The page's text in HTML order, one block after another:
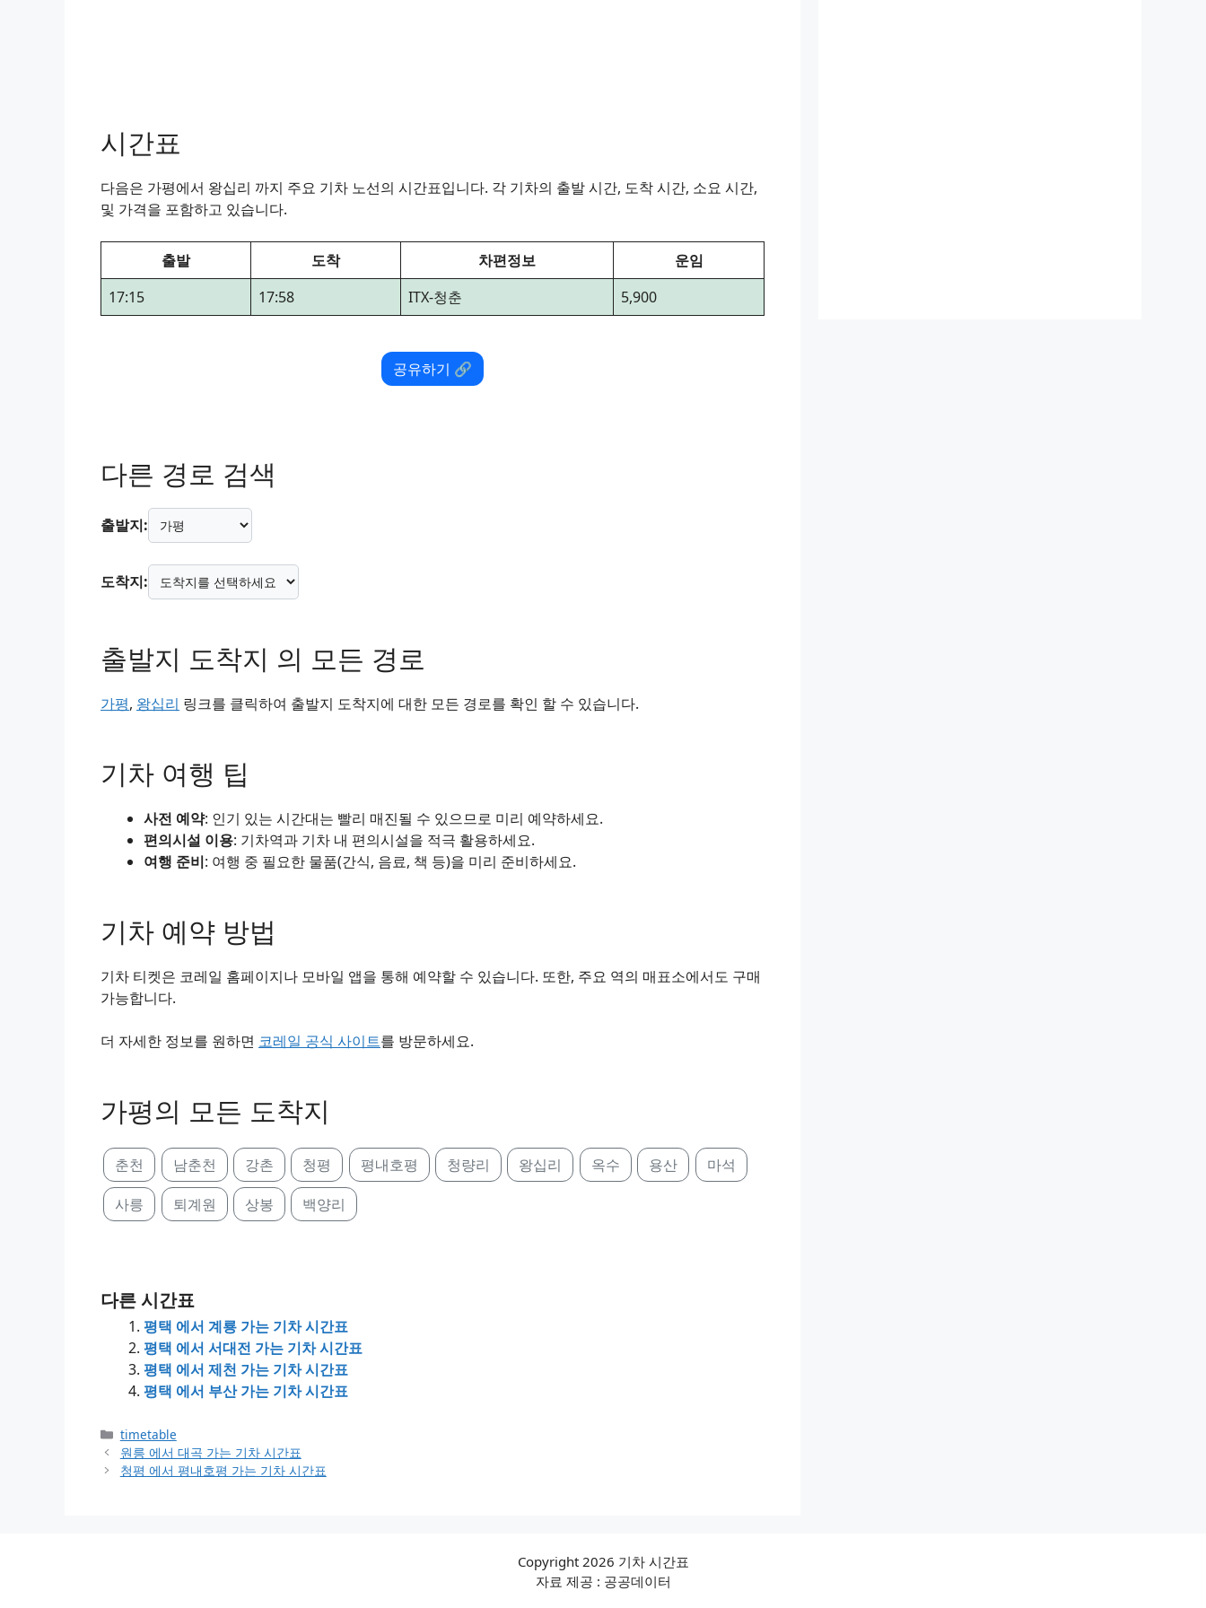
시간표
다음은 가평에서 왕십리 까지 주요 기차 노선의 시간표입니다. 각 기차의 출발 시간, 도착 시간, 소요 시간,
및 가격을 포함하고 있습니다.
출발 도착 차편정보
운임
17:15
17:58 ITX-청춘 5,900
공유하기 🔗
다른 경로 검색
출발지:
도착지:
출발지 도착지 의 모든 경로
가평, 왕십리 링크를 클릭하여 출발지 도착지에 대한 모든 경로를 확인 할 수 있습니다.
기차 여행 팁
사전 예약: 인기 있는 시간대는 빨리 매진될 수 있으므로 미리 예약하세요.
편의시설 이용: 기차역과 기차 내 편의시설을 적극 활용하세요.
여행 준비: 여행 중 필요한 물품(간식, 음료, 책 등)을 미리 준비하세요.
기차 예약 방법
기차 티켓은 코레일 홈페이지나 모바일 앱을 통해 예약할 수 있습니다. 또한, 주요 역의 매표소에서도 구매
가능합니다.
더 자세한 정보를 원하면 코레일 공식 사이트를 방문하세요.
가평의 모든 도착지
춘천 남춘천 강촌 청평 평내호평 청량리 왕십리 옥수 용산 마석
사릉 퇴계원 상봉 백양리
다른 시간표
평택 에서 계룡 가는 기차 시간표
평택 에서 서대전 가는 기차 시간표
평택 에서 제천 가는 기차 시간표
평택 에서 부산 가는 기차 시간표
Categories
timetable
원릉 에서 대곡 가는 기차 시간표
청평 에서 평내호평 가는 기차 시간표
Copyright 2026 기차 시간표
자료 제공 : 공공데이터